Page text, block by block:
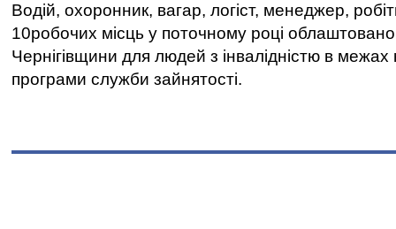
Водій, охоронник, вагар, логіст, менеджер,
10робочих місць у поточному році
Чернігівщини для людей з інвалідністю в межах
програми служби зайнятості.